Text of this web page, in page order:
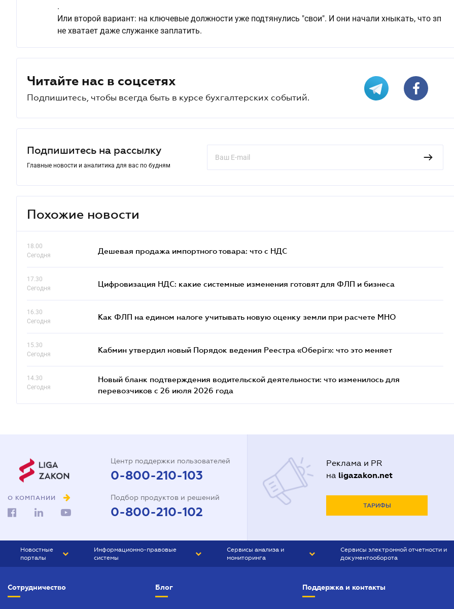
.
Или второй вариант: на ключевые должности уже подтянулись "свои". И они начали хныкать, что зп
не хватает даже служанке заплатить.
Читайте нас в соцсетях
Подпишитесь, чтобы всегда быть в курсе бухгалтерских событий.
Подпишитесь на рассылку
Главные новости и аналитика для вас по будням
Похожие новости
18.00
Сегодня
Дешевая продажа импортного товара: что c НДС
17.30
Сегодня
Цифровизация НДС: какие системные изменения готовят для ФЛП и бизнеса
16.30
Сегодня
Как ФЛП на едином налоге учитывать новую оценку земли при расчете МНО
15.30
Сегодня
Кабмин утвердил новый Порядок ведения Реестра «Оберіг»: что это меняет
14.30
Сегодня
Новый бланк подтверждения водительской деятельности: что изменилось для
перевозчиков с 26 июля 2026 года
О КОМПАНИИ
Центр поддержки пользователей
0-800-210-103
Подбор продуктов и решений
0-800-210-102
Реклама и PR
на ligazakon.net
ТАРИФЫ
Новостные
порталы
БИЗНЕС
Информационно-правовые
системы
Сервисы анализа и
мониторинга
Сервисы электронной отчетности и
документооборота
Сотрудничество Блог Поддержка и контакты